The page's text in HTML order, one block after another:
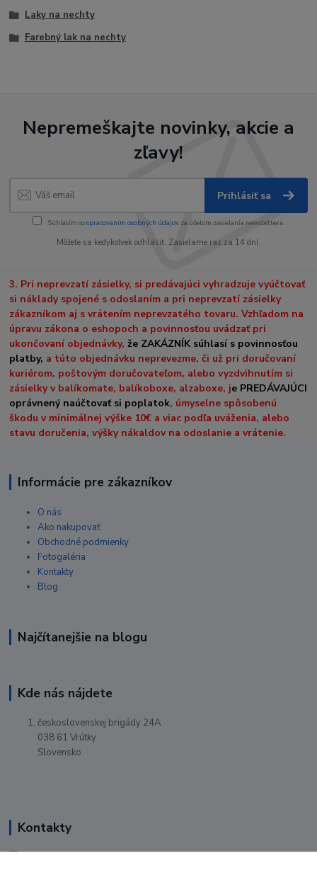
Laky na nechty
Farebný lak na nechty
Nepremeškajte novinky, akcie a
zľavy!
Prihlásiť sa
Súhlasím sospracovaním osobných údajov za účelom zasielania newslettera.
Môžete sa kedykoľvek odhlásiť. Zasielame raz za 14 dní.
3. Pri neprevzatí zásielky, si predávajúci vyhradzuje vyúčtovať
si náklady spojené s odoslaním a pri neprevzatí zásielky
zákazníkom aj s vrátením neprevzatého tovaru. Vzhľadom na
úpravu zákona o eshopoch a povinnosťou uvádzať pri
ukončovaní objednávky,že ZAKÁZNÍK súhlasí s povinnosťou
platby, a túto objednávku neprevezme, či už pri doručovaní
kuriérom, poštovým doručovateľom, alebo vyzdvihnutím si
zásielky v balíkomate, balíkoboxe, alzaboxe, je PREDÁVAJÚCI
oprávnený naúčtovať si poplatok, úmyselne spôsobenú
škodu v minimálnej výške 10€ a viac podľa uváženia, alebo
stavu doručenia, výšky nákaldov na odoslanie a vrátenie.
Informácie pre zákazníkov
O nás
Ako nakupovať
Obchodné podmienky
Fotogaléria
Kontakty
Blog
Najčítanejšie na blogu
Kde nás nájdete
československej brigády 24A
038 61 Vrútky
Slovensko
Kontakty